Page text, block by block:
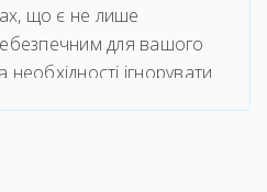
що є не лише
для вашого
ігнорувати